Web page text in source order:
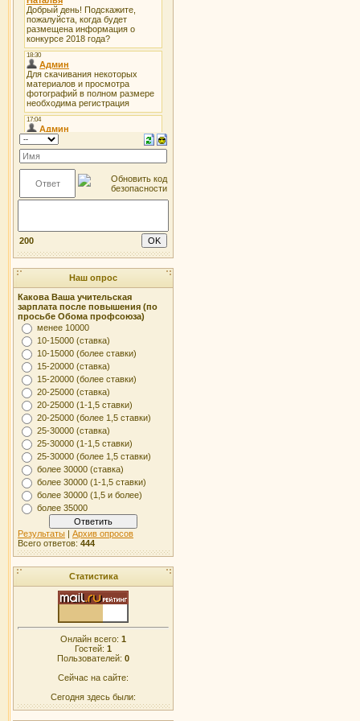
200
Наш опрос
Какова Ваша учительская
зарплата после повышения (по
просьбе Обома профсоюза)
менее 10000
10-15000 (ставка)
10-15000 (более ставки)
15-20000 (ставка)
15-20000 (более ставки)
20-25000 (ставка)
20-25000 (1-1,5 ставки)
20-25000 (более 1,5 ставки)
25-30000 (ставка)
25-30000 (1-1,5 ставки)
25-30000 (более 1,5 ставки)
более 30000 (ставка)
более 30000 (1-1,5 ставки)
более 30000 (1,5 и более)
более 35000
Результаты | Архив опросов
Всего ответов: 444
Статистика
Онлайн всего: 1
Гостей: 1
Пользователей: 0
Сейчас на сайте:
Сегодня здесь были: